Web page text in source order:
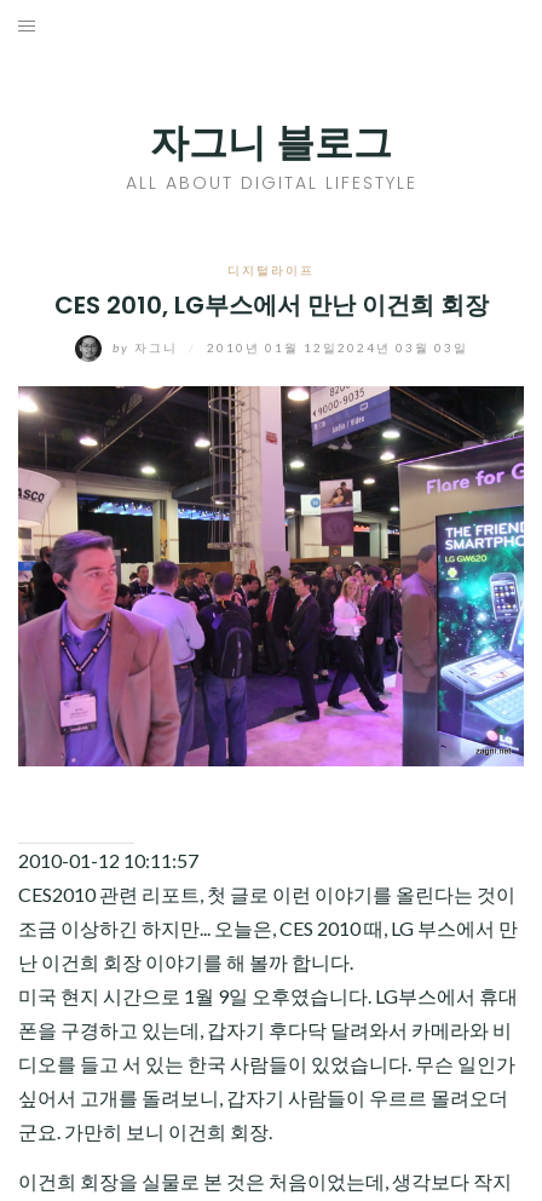
Skip
자그니 블로그
ALL ABOUT DIGITAL LIFESTYLE
디지털라이프
CES 2010, LG부스에서 만난 이건희 회장
by 자그니 2010년 01월 12일 2024년 03월 03일
2010-01-12 10:11:57
CES2010 관련 리포트, 첫 글로 이런 이야기를 올린다는 것이
조금 이상하긴 하지만... 오늘은, CES 2010 때, LG 부스에서 만
난 이건희 회장 이야기를 해 볼까 합니다.
미국 현지 시간으로 1월 9일 오후였습니다. LG부스에서 휴대
폰을 구경하고 있는데, 갑자기 후다닥 달려와서 카메라와 비
디오를 들고 서 있는 한국 사람들이 있었습니다. 무슨 일인가
싶어서 고개를 돌려보니, 갑자기 사람들이 우르르 몰려오더
군요. 가만히 보니 이건희 회장.
이건희 회장을 실물로 본 것은 처음이었는데, 생각보다 작지
CHILD
MENU
디지털트렌드
디지털라이프
CHILD
MENU
신제품
EXPAND
CHILD
MENU
제품리뷰
EXPAND
CHILD
MENU